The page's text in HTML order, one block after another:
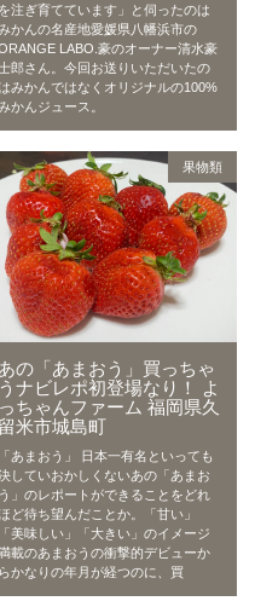
を注ぎ育てています」と伺ったのは
かんの名産地愛媛県八幡浜市の
LABO.豪のオーナー清水豪
郎さん。今回お送りいただいたの
みかんではなくオリジナルの100%
かんジュース。
果物類
あの「あまおう」買っちゃ
うナビレポ初登場なり！ よ
っちゃんファーム 福岡県久
留米市城島町
「あまおう」 日本一有名といっても
していおかしくないあの「あまお
う」のレポートができることをどれ
ど待ち望んだことか。「甘い」
「美味しい」「大きい」のイメージ
載のあまおうの衝撃的デビューか
らかなりの年月が経つのに、買